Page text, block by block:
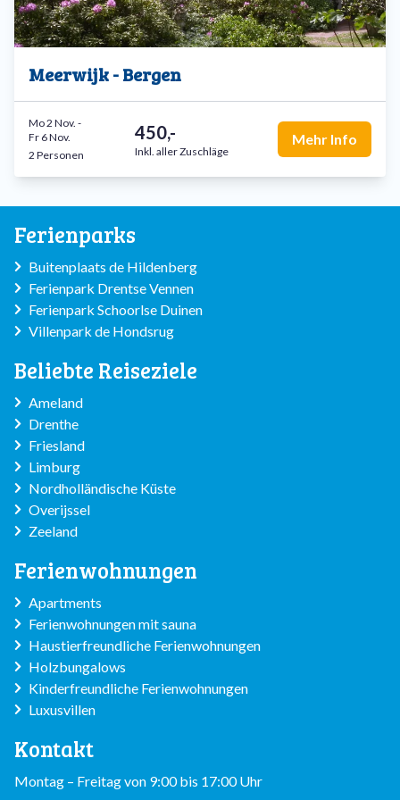
Meerwijk - Bergen
450,-
Inkl. aller Zuschläge
Mo 2 Nov. -
Fr 6 Nov.
2 Personen
Mehr Info
Ferienparks
Buitenplaats de Hildenberg
Ferienpark Drentse Vennen
Ferienpark Schoorlse Duinen
Villenpark de Hondsrug
Beliebte Reiseziele
Ameland
Drenthe
Friesland
Limburg
Nordholländische Küste
Overijssel
Zeeland
Ferienwohnungen
Apartments
Ferienwohnungen mit sauna
Haustierfreundliche Ferienwohnungen
Holzbungalows
Kinderfreundliche Ferienwohnungen
Luxusvillen
Kontakt
Montag – Freitag von 9:00 bis 17:00 Uhr